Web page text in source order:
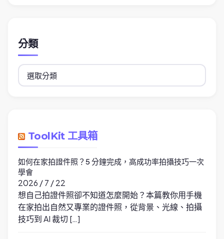
分類
分
類
ToolKit 工具箱
如何在家拍證件照？5 分鐘完成，高成功率拍攝技巧一次
學會
2026 / 7 / 22
想自己拍證件照卻不知道怎麼開始？本篇教你用手機
在家拍出自然又專業的證件照，從背景、光線、拍攝
技巧到 AI 裁切 […]